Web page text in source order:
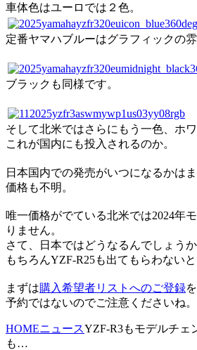
車体色はユーロでは２色。
定番ヤマハブルーはグラフィックの
ブラックも同様です。
そして北米ではさらにもう一色、ホ
これが国内にも投入されるのか。
日本国内での発売がいつになるかは
価格も不明。
唯一価格がでている北米では2024年
りません。
さて、日本ではどうなるんでしょうか
もちろんYZF-R25も出てもらわない
まずは購入希望者リストへのご登録
予約ではないのでご注意くださいね。
HOMEニュースYZF-R3もモデルチェ
も…